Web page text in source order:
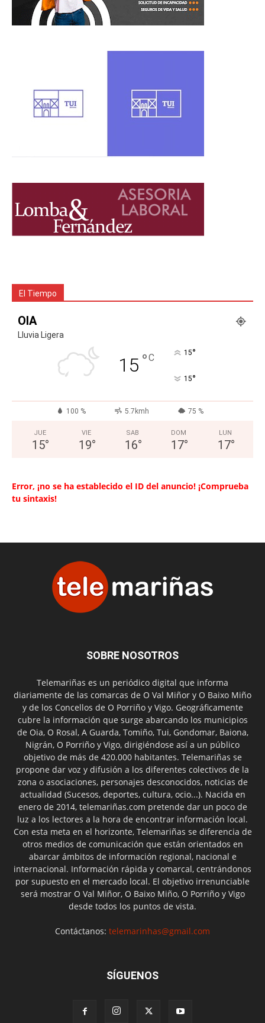
El Tiempo
OIA
Lluvia Ligera
15 °C 15°
15°
100 % 5.7kmh 75 %
JUE
15°
VIE
19°
SAB
16°
DOM
17°
LUN
17°
Error, ¡no se ha establecido el ID del anuncio! ¡Comprueba
tu sintaxis!
SOBRE NOSOTROS
Telemariñas es un periódico digital que informa
diariamente de las comarcas de O Val Miñor y O Baixo Miño
y de los Concellos de O Porriño y Vigo. Geográficamente
cubre la información que surge abarcando los municipios
de Oia, O Rosal, A Guarda, Tomiño, Tui, Gondomar, Baiona,
Nigrán, O Porriño y Vigo, dirigiéndose así a un público
objetivo de más de 420.000 habitantes. Telemariñas se
propone dar voz y difusión a los diferentes colectivos de la
zona o asociaciones, personajes desconocidos, noticias de
actualidad (Sucesos, deportes, cultura, ocio...). Nacida en
enero de 2014, telemariñas.com pretende dar un poco de
luz a los lectores a la hora de encontrar información local.
Con esta meta en el horizonte, Telemariñas se diferencia de
otros medios de comunicación que están orientados en
abarcar ámbitos de información regional, nacional e
internacional. Información rápida y comarcal, centrándonos
por supuesto en el mercado local. El objetivo irrenunciable
será mostrar O Val Miñor, O Baixo Miño, O Porriño y Vigo
desde todos los puntos de vista.
Contáctanos: telemarinhas@gmail.com
SÍGUENOS